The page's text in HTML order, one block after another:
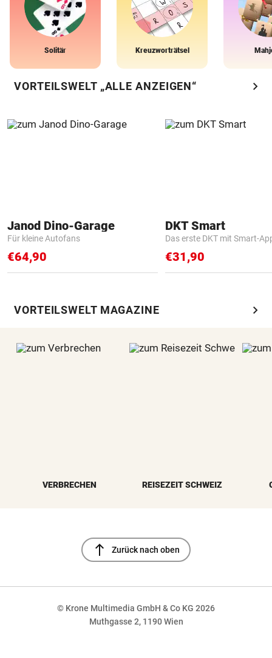
Solitär Kreuzworträtsel
VORTEILSWELT „ALLE ANZEIGEN“ chevron_right
Janod Dino-Garage
Für kleine Autofans
€64,90
DKT Smart
Das erste DKT mit Smart-
€31,90
VORTEILSWELT MAGAZINE chevron_right
VERBRECHEN REISEZEIT SCHWEIZ
north Zurück nach oben
© Krone Multimedia GmbH & Co KG 2026
Muthgasse 2, 1190 Wien